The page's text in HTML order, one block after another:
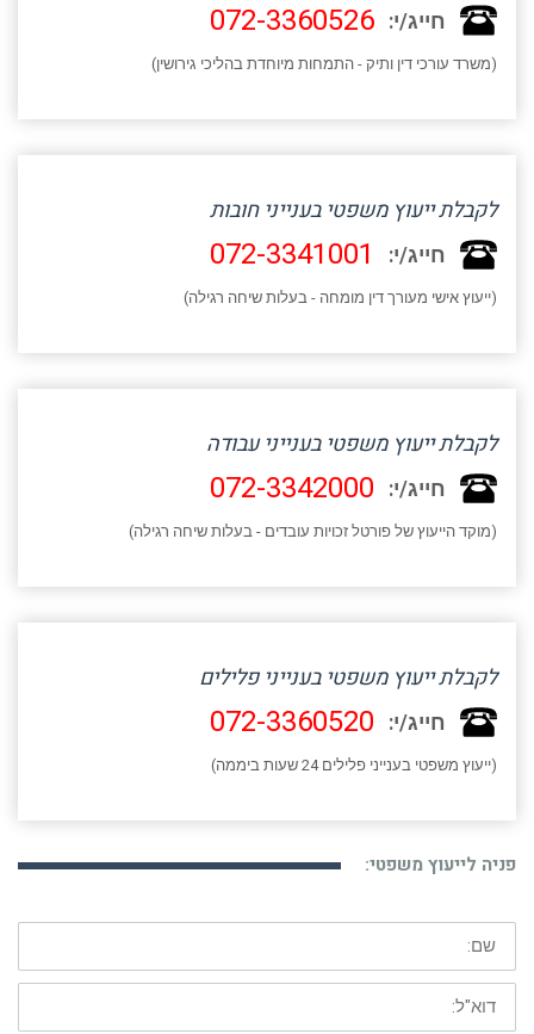
חייג/י: 072-3360526
(משרד עורכי דין ותיק - התמחות מיוחדת בהליכי גירושין)
לקבלת ייעוץ משפטי בענייני חובות
חייג/י: 072-3341001
(ייעוץ אישי מעורך דין מומחה - בעלות שיחה רגילה)
לקבלת ייעוץ משפטי בענייני עבודה
חייג/י: 072-3342000
(מוקד הייעוץ של פורטל זכויות עובדים - בעלות שיחה רגילה)
לקבלת ייעוץ משפטי בענייני פלילים
חייג/י: 072-3360520
(ייעוץ משפטי בענייני פלילים 24 שעות ביממה)
פניה לייעוץ משפטי:
שם:
דוא"ל: